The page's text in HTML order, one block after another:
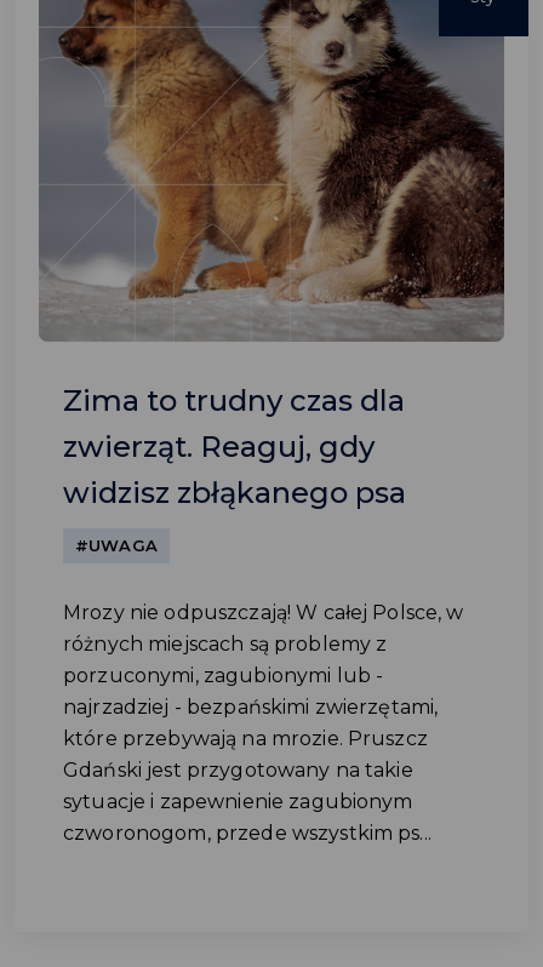
Zima to trudny czas dla
zwierząt. Reaguj, gdy
widzisz zbłąkanego psa
#UWAGA
Mrozy nie odpuszczają! W całej Polsce, w
różnych miejscach są problemy z
porzuconymi, zagubionymi lub -
najrzadziej - bezpańskimi zwierzętami,
które przebywają na mrozie. Pruszcz
Gdański jest przygotowany na takie
sytuacje i zapewnienie zagubionym
czworonogom, przede wszystkim ps...